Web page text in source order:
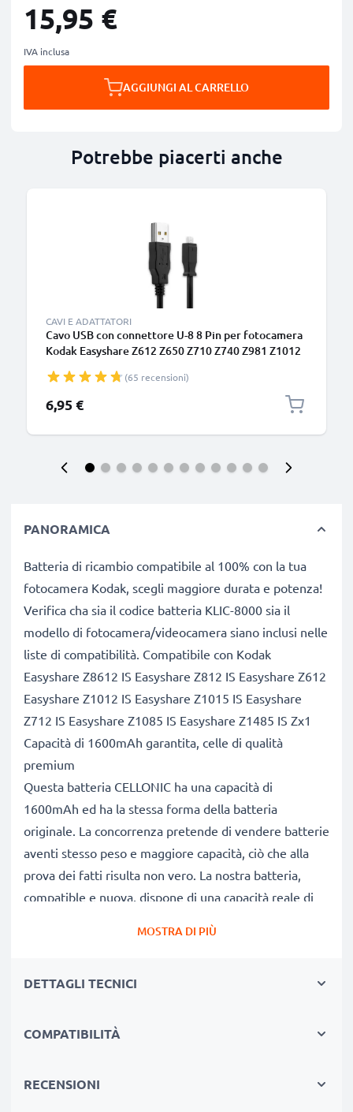
15,95 €
IVA inclusa
AGGIUNGI AL CARRELLO
Potrebbe piacerti anche
CAVI E ADATTATORI
Cavo USB con connettore U-8 8 Pin per fotocamera
Kodak Easyshare Z612 Z650 Z710 Z740 Z981 Z1012
P850 M753 M863 Filo lungo 1.5m ricarica cavetto
dati in piacevole PVC nero
(65 recensioni)
6,95 €
PANORAMICA
Batteria di ricambio compatibile al 100% con la tua
fotocamera Kodak, scegli maggiore durata e potenza!
Verifica cha sia il codice batteria KLIC-8000 sia il
modello di fotocamera/videocamera siano inclusi nelle
liste di compatibilità. Compatibile con Kodak
Easyshare Z8612 IS Easyshare Z812 IS Easyshare Z612
Easyshare Z1012 IS Easyshare Z1015 IS Easyshare
Z712 IS Easyshare Z1085 IS Easyshare Z1485 IS Zx1
Capacità di 1600mAh garantita, celle di qualità
premium
Questa batteria CELLONIC ha una capacità di
1600mAh ed ha la stessa forma della batteria
originale. La concorrenza pretende di vendere batterie
aventi stesso peso e maggiore capacità, ciò che alla
prova dei fatti risulta non vero. La nostra batteria,
compatible e nuova, dispone di una capacità reale di
continuamente altissime performance in termini di
superano quelle della vecchia batteria originale Kodak,
MOSTRA DI PIÙ
DETTAGLI TECNICI
COMPATIBILITÀ
RECENSIONI